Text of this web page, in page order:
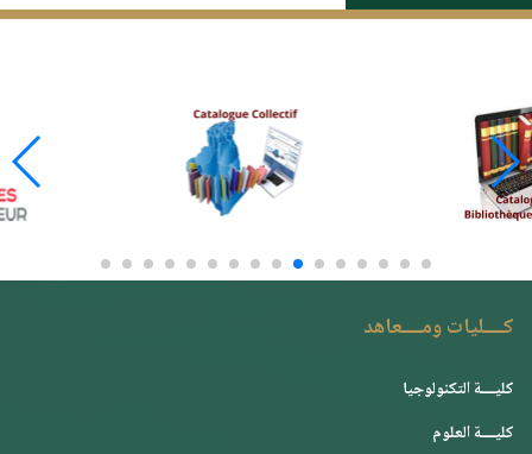
كــــليات ومــــعاهد
كليــــة التكنولوجيا
كليــــة العلوم